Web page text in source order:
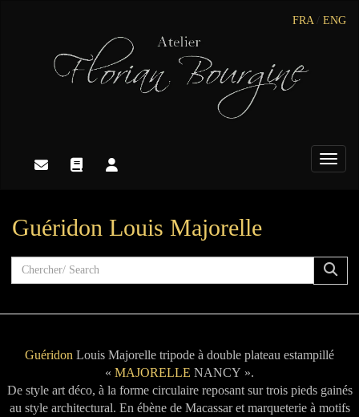
FRA/ ENG
Guéridon Louis Majorelle
Guéridon Louis Majorelle tripode à double plateau estampillé
« MAJORELLE NANCY ».
De style art déco, à la forme circulaire reposant sur trois pieds gainés
au style architectural. En ébène de Macassar et marqueterie à motifs